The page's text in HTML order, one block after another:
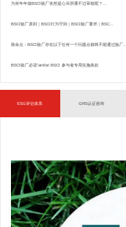
为何年年做BSCI验厂依然提心吊胆通不过审核呢？...
BSCI验厂原则｜BSCI行为守则｜BSCI验厂要求｜BSC...
致命点：BSCI验厂存在以下任何一个问题点都将不能通过验厂...
BSCI验厂必读”amfori BSCI 参与者专用实施条款
ESG评估体系 GRS认证咨询